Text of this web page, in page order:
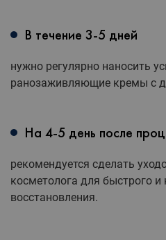
В течение 3-5 дней
нужно регулярно наносить
ранозаживляющие кремы с
На 4-5 день после
рекомендуется сделать
косметолога для быстрого
восстановления.